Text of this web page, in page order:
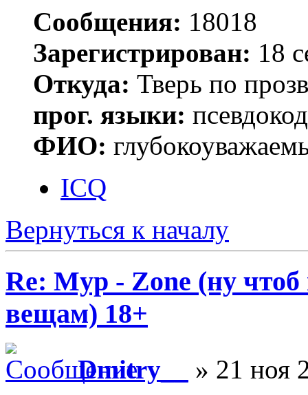
Сообщения: 18018
Зарегистрирован: 18
Откуда: Тверь по
прог. языки:
ФИО:
ICQ
Вернуться к началу
Re: Myp - Zone (ну
вещам) 18+
Dmitry__
» 21 ноя